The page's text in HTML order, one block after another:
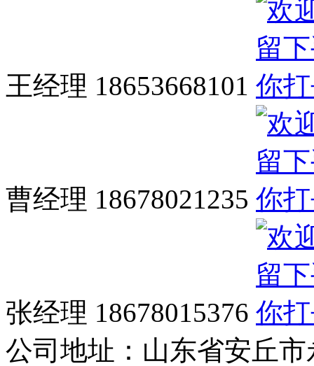
王经理 18653668101
曹经理 18678021235
张经理 18678015376
公司地址： 山东省安丘